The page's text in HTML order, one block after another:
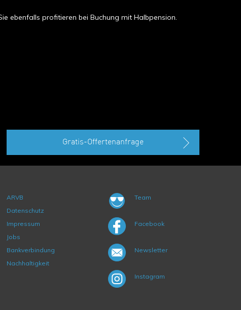
ebenfalls profitieren bei Buchung mit Halbpension.
Gratis-Offertenanfrage
ARVB
Datenschutz
Impressum
Jobs
Bankverbindung
Nachhaltigkeit
Team
Facebook
Newsletter
Instagram